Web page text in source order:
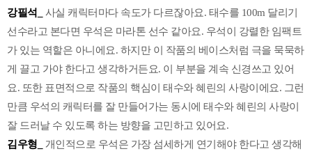
강필석_
사실 캐릭터마다 속도가 다르잖아요. 태수를 100m 달리기
선수라고 본다면 우석은 마라톤 선수 같아요. 우석이 강렬한 임팩트
가 있는 역할은 아니에요. 하지만 이 작품의 베이스처럼 극을 묵묵하
게 끌고 가야 한다고 생각하거든요. 이 부분을 계속 신경쓰고 있어
요. 또한 표면적으로 작품의 핵심이 태수와 혜린의 사랑이에요. 그런
만큼 우석의 캐릭터를 잘 만들어가는 동시에 태수와 혜린의 사랑이
잘 드러날 수 있도록 하는 방향을 고민하고 있어요.
김우형_
개인적으로 우석은 가장 섬세하게 연기해야 한다고 생각해